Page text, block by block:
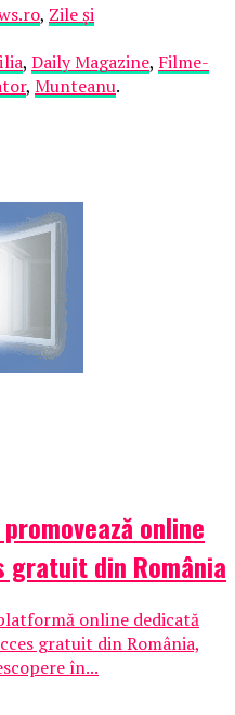
, Zile și
, Daily Magazine, Filme-
, Munteanu.
online
gratuit din România
online dedicată
gratuit din România,
în...